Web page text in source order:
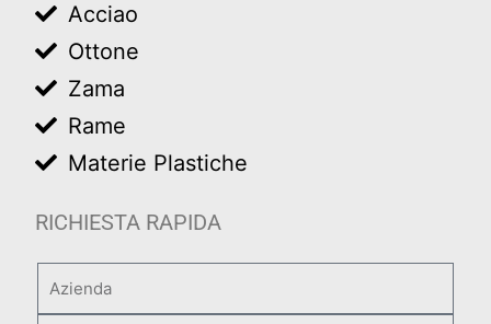
Acciao
Ottone
Zama
Rame
Materie Plastiche
RICHIESTA RAPIDA